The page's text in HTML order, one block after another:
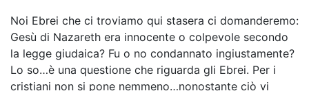
Noi Ebrei che ci troviamo qui stasera ci domanderemo:
Gesù di Nazareth era innocente o colpevole secondo
la legge giudaica? Fu o no condannato ingiustamente?
Lo so…è una questione che riguarda gli Ebrei. Per i
cristiani non si pone nemmeno…nonostante ciò vi